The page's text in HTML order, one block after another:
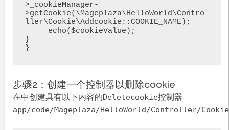
>_cookieManager-
>getCookie(\Mageplaza\HelloWorld\Contro
ller\Cookie\Addcookie::COOKIE_NAME);
}
}
步骤2：创建一个控制器以删除cookie
在中创建具有以下内容的Deletecookie控制器
app/code/Mageplaza/HelloWorld/Controller/Cookie